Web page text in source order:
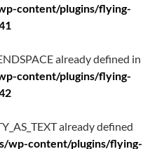
content/plugins/flying-
already defined in
content/plugins/flying-
already defined
wp-content/plugins/flying-